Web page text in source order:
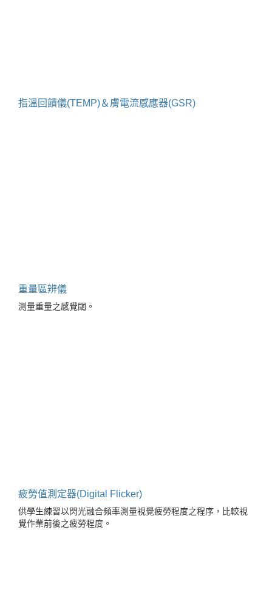
指溫回饋儀(TEMP)＆膚電流感應器(GSR)
重量區辨儀
測量重量之感覺閾。
疲勞值測定器(Digital Flicker)
供學生練習以閃光融合頻率測量視覺疲勞程度之程序，比較視
覺作業前後之疲勞程度。